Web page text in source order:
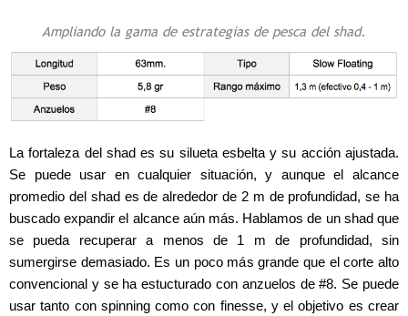
Ampliando la gama de estrategias de pesca del shad.
La fortaleza del shad es su silueta esbelta y su acción ajustada.
Se puede usar en cualquier situación, y aunque el alcance
promedio del shad es de alrededor de 2 m de profundidad, se ha
buscado expandir el alcance aún más. Hablamos de un shad que
se pueda recuperar a menos de 1 m de profundidad, sin
sumergirse demasiado. Es un poco más grande que el corte alto
convencional y se ha estucturado con anzuelos de #8. Se puede
usar tanto con spinning como con finesse, y el objetivo es crear